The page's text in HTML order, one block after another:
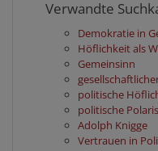
Verwandte
Demokratie in
Höflichkeit als
Gemeinsinn
politische
politische
Adolph Knigge
Vertrauen in